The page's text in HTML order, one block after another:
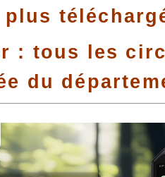
plus
: tous les
du